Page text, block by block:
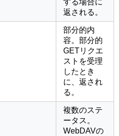
する場合に
返される。
部分的内
容。部分的
GETリクエ
ストを受理
したとき
に、返され
る。
複数のステ
ータス。
WebDAVの